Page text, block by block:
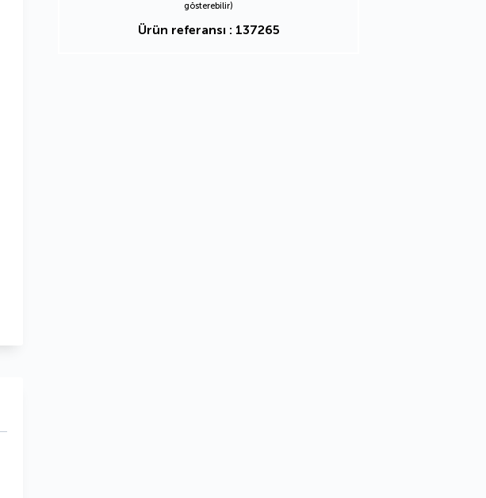
gösterebilir)
Ürün referansı : 137265